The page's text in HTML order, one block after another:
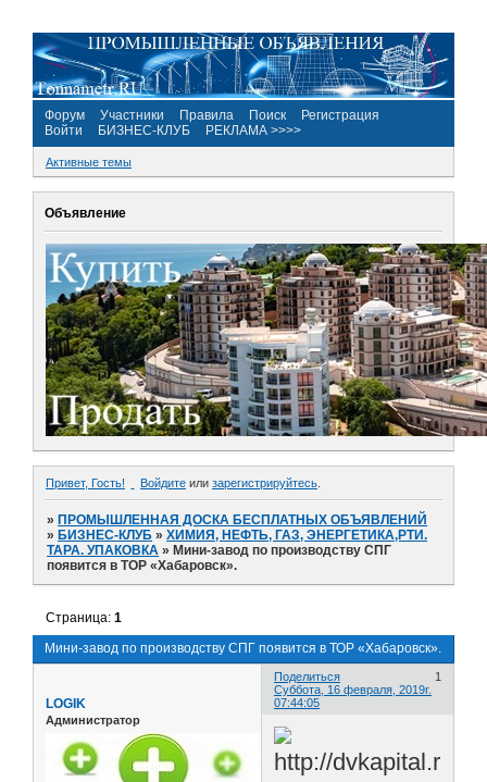
Форум Участники Правила Поиск
Регистрация
Войти
БИЗНЕС-КЛУБ РЕКЛАМА >>>>
Активные темы
Объявление
Привет, Гость! Войдите или зарегистрируйтесь
»ПРОМЫШЛЕННАЯ ДОСКА БЕСПЛАТНЫХ ОБЪЯВЛЕНИЙ
»БИЗНЕС-КЛУБ »ХИМИЯ, НЕФТЬ, ГАЗ, ЭНЕРГЕТИКА,РТИ.
ТАРА. УПАКОВКА »Мини-завод по производству СПГ
появится в ТОР «Хабаровск».
Мини-завод по производству СПГ появится в ТОР «Хабаровск».
Страница:1
Поделиться
1
Суббота, 16 февраля, 2019г.
07:44:05
LOGIK
Администратор